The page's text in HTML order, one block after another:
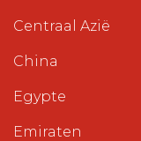
Centraal Azië
China
Egypte
Emiraten